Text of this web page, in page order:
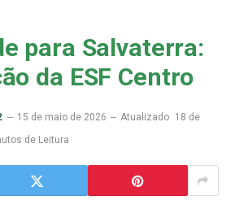
para Salvaterra:
da ESF Centro
15 de maio de 2026 Atualizado 18 de
de Leitura